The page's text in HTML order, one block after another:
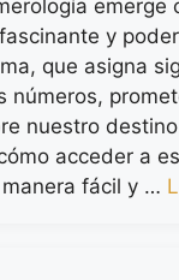
emerge
y
que asigna
números,
nuestro
acceder a
fácil y …